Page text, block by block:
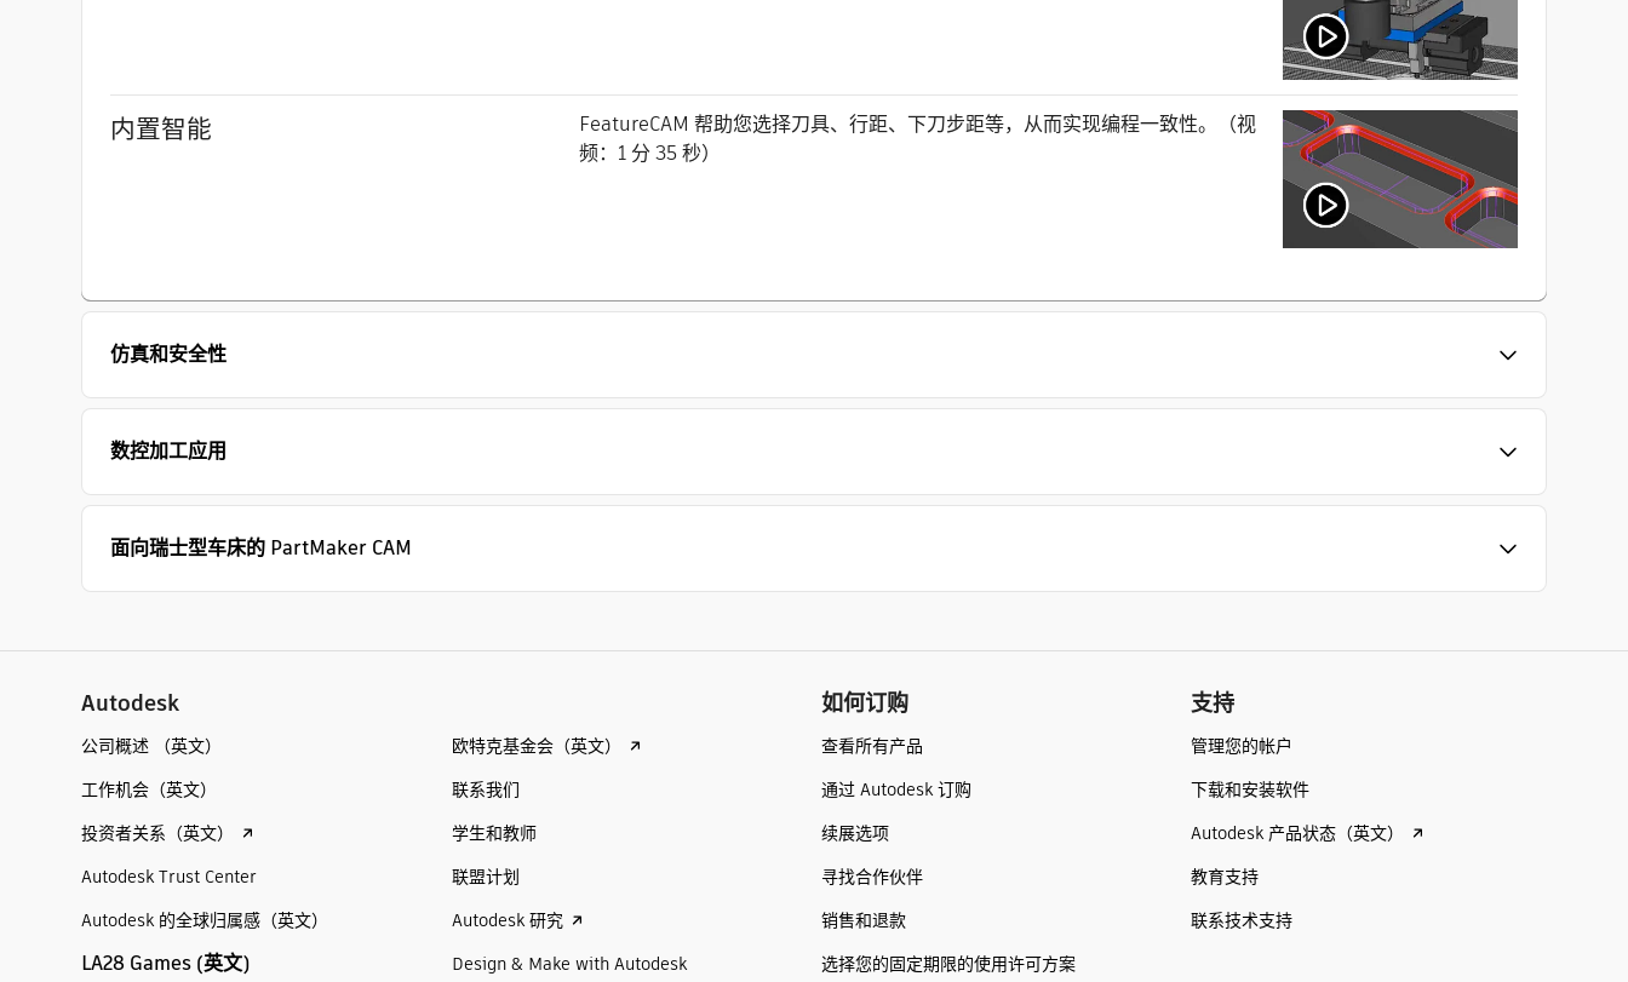
内置智能
FeatureCAM 帮助您选择刀具、行距、下刀步距等，从而实现编程一致性。（视
频：1 分 35 秒）
仿真和安全性
数控加工应用
面向瑞士型车床的 PartMaker CAM
Autodesk
公司概述 （英文）
工作机会（英文）
投资者关系（英文）
Autodesk Trust Center
Autodesk 的全球归属感（英文）
LA28 Games (英文)
欧特克基金会（英文）
联系我们
学生和教师
联盟计划
Autodesk 研究
Design & Make with Autodesk
如何订购
查看所有产品
通过 Autodesk 订购
续展选项
寻找合作伙伴
销售和退款
选择您的固定期限的使用许可方案
支持
管理您的帐户
下载和安装软件
Autodesk 产品状态（英文）
教育支持
联系技术支持